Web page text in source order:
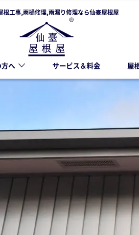
根工事,雨樋修理,雨漏り修理なら仙臺屋根屋
へ サービス＆料金 屋